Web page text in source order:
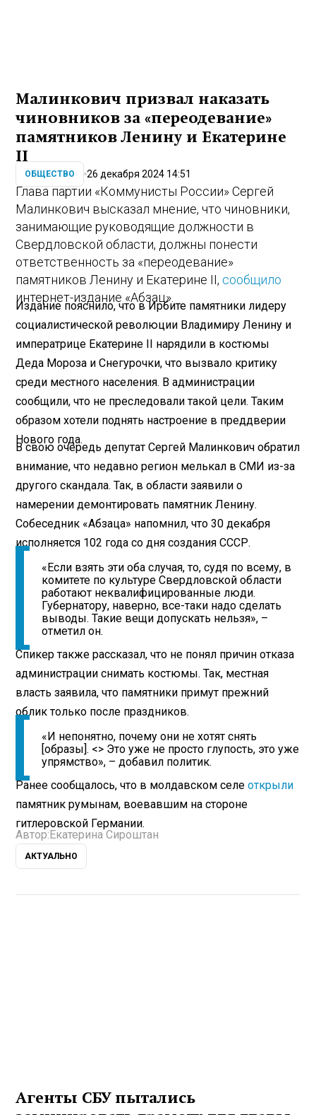
Малинкович призвал наказать
чиновников за «переодевание»
памятников Ленину и Екатерине
II
ОБЩЕСТВО 26 декабря 2024 14:51
Глава партии «Коммунисты России» Сергей
Малинкович высказал мнение, что чиновники,
занимающие руководящие должности в
Свердловской области, должны понести
ответственность за «переодевание»
памятников Ленину и Екатерине II, сообщило
интернет-издание «Абзац».
Издание пояснило, что в Ирбите памятники лидеру
социалистической революции Владимиру Ленину и
императрице Екатерине II нарядили в костюмы
Деда Мороза и Снегурочки, что вызвало критику
среди местного населения. В администрации
сообщили, что не преследовали такой цели. Таким
образом хотели поднять настроение в преддверии
Нового года.
В свою очередь депутат Сергей Малинкович обратил
внимание, что недавно регион мелькал в СМИ из-за
другого скандала. Так, в области заявили о
намерении демонтировать памятник Ленину.
Собеседник «Абзаца» напомнил, что 30 декабря
исполняется 102 года со дня создания СССР.
«Если взять эти оба случая, то, судя по всему, в
комитете по культуре Свердловской области
работают неквалифицированные люди.
Губернатору, наверно, все-таки надо сделать
выводы. Такие вещи допускать нельзя», –
отметил он.
Спикер также рассказал, что не понял причин отказа
администрации снимать костюмы. Так, местная
власть заявила, что памятники примут прежний
облик только после праздников.
«И непонятно, почему они не хотят снять
[образы]. <> Это уже не просто глупость, это уже
упрямство», – добавил политик.
Ранее сообщалось, что в молдавском селеоткрыли
памятник румынам, воевавшим на стороне
гитлеровской Германии.
Автор: Екатерина Сироштан
АКТУАЛЬНО
Агенты СБУ пытались